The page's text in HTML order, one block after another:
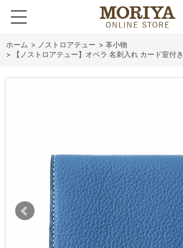
ホーム > ノストロアテュー > 革小物
>
【ノストロアテュー】オペラ 名刺入れ カード室付き